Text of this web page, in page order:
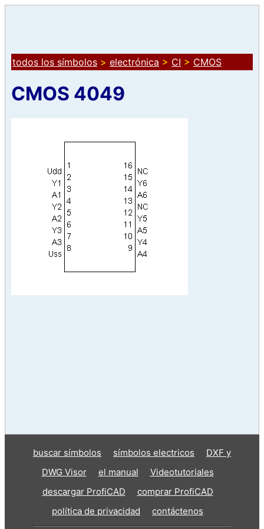
todos los símbolos > electrónica > CI > CMOS
CMOS 4049
buscar símbolos símbolos electricos
DXF y
DWG Visor
el manual
Videotutoriales
descargar ProfiCAD
comprar ProfiCAD
política de privacidad
contáctenos